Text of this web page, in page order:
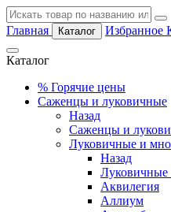
Главная Каталог Избранное
Каталог
% Горячие цены
Саженцы и луковичные
Назад
Саженцы и
Луковичные и
Назад
Луковичные
Аквилегия
Аллиум